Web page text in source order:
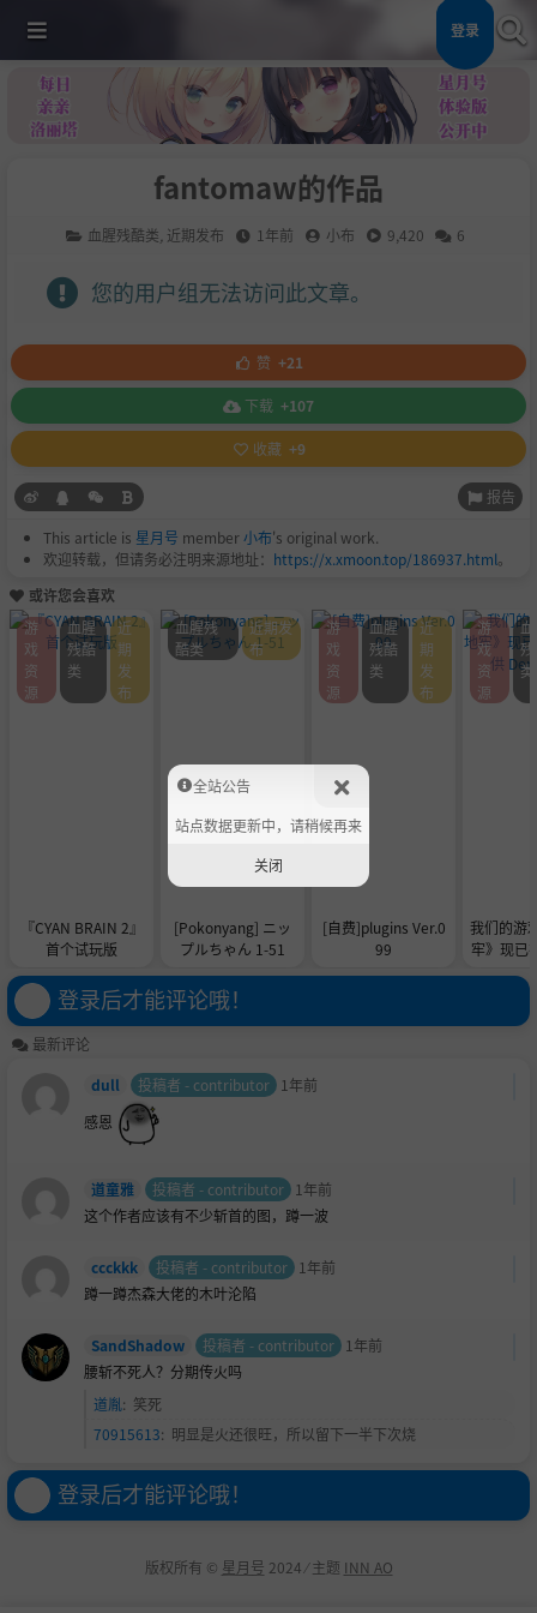
登录
fantomaw的作品
血腥残酷类 近期发布 1年前 小布 9,420 6
您的用户组无法访问此文章。
赞 +21
下载 +107
收藏 +9
报告
This article is 星月号 member小布's original work.
欢迎转载，但请务必注明来源地址： https://x.xmoon.top/186937.html。
或许您会喜欢
『CYAN BRAIN 2』
首个试玩版
游
戏
资
源
血腥
残酷
类
近
期
发
布
[Pokonyang] ニッ
プルちゃん 1-51
血腥残
酷类
近期发
布
[自费]plugins Ver.0
99
游
戏
资
源
血腥
残酷
类
近
期
发
布
我们的游
牢》现已
游
戏
资
源
类
登录后才能评论哦！
最新评论
dull
投稿者 - contributor
1年前
感恩
道童雅 投稿者 - contributor
1年前
这个作者应该有不少斩首的图，蹲一波
ccckkk 投稿者 - contributor
1年前
蹲一蹲杰森大佬的木叶沦陷
SandShadow 投稿者 - contributor
1年前
腰斩不死人？分期传火吗
道胤: 笑死
70915613: 明显是火还很旺，所以留下一半下次烧
登录后才能评论哦！
版权所有 © 星月号 2024 ⁄ 主题 INN AO
全站公告
站点数据更新中，请稍候再来
关闭